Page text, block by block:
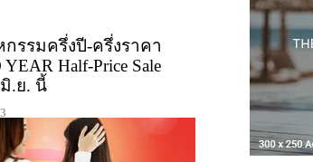
รรมครึ่งปี-ครึ่งราคา
Half-Price Sale
.ย. นี้